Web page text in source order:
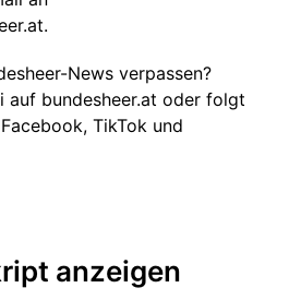
News verpassen?
auf bundesheer.at oder folgt
TikTok und
anzeigen